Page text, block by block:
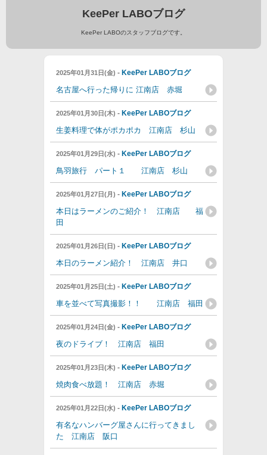
KeePer LABOブログ
KeePer LABOのスタッフブログです。
2025年01月31日(金) - KeePer LABOブログ
名古屋へ行った帰りに 江南店 赤堀
2025年01月30日(木) - KeePer LABOブログ
生姜料理で体がポカポカ 江南店 杉山
2025年01月29日(水) - KeePer LABOブログ
鳥羽旅行 パート１ 江南店 杉山
2025年01月27日(月) - KeePer LABOブログ
本日はラーメンのご紹介！ 江南店 福
田
2025年01月26日(日) - KeePer LABOブログ
本日のラーメン紹介！ 江南店 井口
2025年01月25日(土) - KeePer LABOブログ
車を並べて写真撮影！！ 江南店 福田
2025年01月24日(金) - KeePer LABOブログ
夜のドライブ！ 江南店 福田
2025年01月23日(木) - KeePer LABOブログ
焼肉食べ放題！ 江南店 赤堀
2025年01月22日(水) - KeePer LABOブログ
有名なハンバーグ屋さんに行ってきまし
た 江南店 阪口